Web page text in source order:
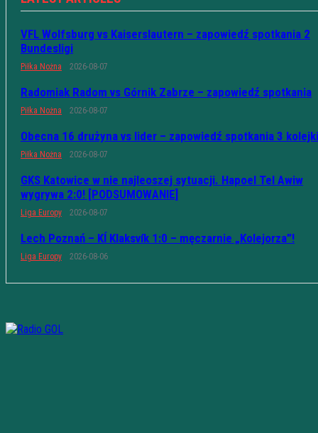
VFL Wolfsburg vs Kaiserslautern – zapowiedź spotkania 2
Bundesligi
Piłka Nożna 2026-08-07
Radomiak Radom vs Górnik Zabrze – zapowiedź spotkania
Piłka Nożna 2026-08-07
Obecna 16 drużyna vs lider – zapowiedź spotkania 3 kolejki
Piłka Nożna 2026-08-07
GKS Katowice w nie najleoszej sytuacji. Hapoel Tel Awiw
wygrywa 2:0! [PODSUMOWANIE]
Liga Europy 2026-08-07
Lech Poznań – KÍ Klaksvík 1:0 – męczarnie „Kolejorza”!
Liga Europy 2026-08-06